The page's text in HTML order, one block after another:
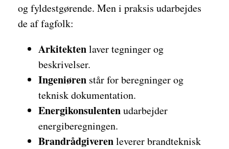
og fyldestgørende. Men i praksis udarbejdes
de af fagfolk:
Arkitektenlaver tegninger og
beskrivelser.
Ingeniøren står for beregninger og
teknisk dokumentation.
Energikonsulentenudarbejder
energiberegningen.
Brandrådgiverenleverer brandteknisk